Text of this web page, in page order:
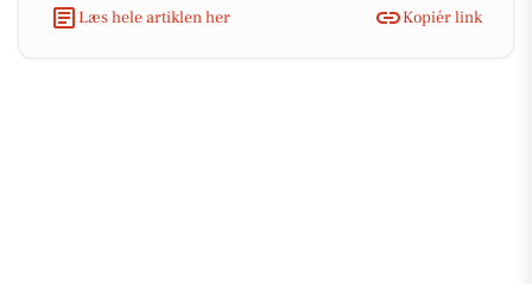
Læs hele artiklen her
Kopiér link